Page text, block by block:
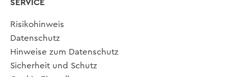
SERVICE
Risikohinweis
Datenschutz
Hinweise zum Datenschutz
Sicherheit und Schutz